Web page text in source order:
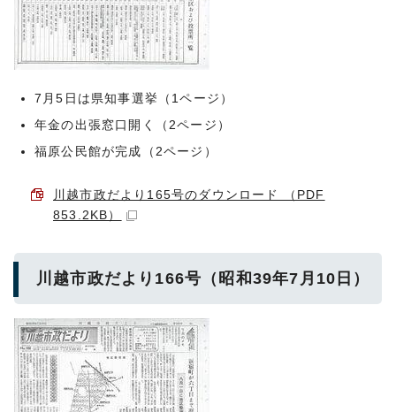
7月5日は県知事選挙（1ページ）
年金の出張窓口開く（2ページ）
福原公民館が完成（2ページ）
川越市政だより165号のダウンロード （PDF
853.2KB）
川越市政だより166号（昭和39年7月10日）